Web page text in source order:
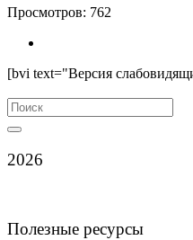
Просмотров: 762
[bvi text="Версия
Search
for:
2026
Полезные ресурсы